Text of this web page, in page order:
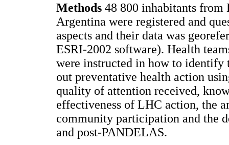
Methods 48 800 inhabitants from
Argentina were registered and
aspects and their data was
ESRI-2002 software). Health
were instructed in how to identify
out preventative health action
quality of attention received,
effectiveness of LHC action, the
community participation and the
and post-PANDELAS.